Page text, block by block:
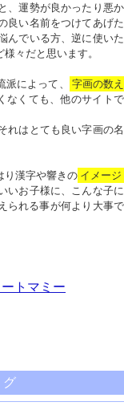
、運勢が良かったり悪か
良い名前をつけてあげた
んでいる方、逆に使いた
々だと思います。
によって、
字画の数え
なくても、他のサイトで
れはとても良い字画の名
り漢字や響きの イメージ
いお子様に、こんな子に
られる事が何より大事で
トマミー